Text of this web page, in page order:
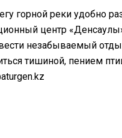
горной реки удобно
центр
незабываемый
тишиной, пением